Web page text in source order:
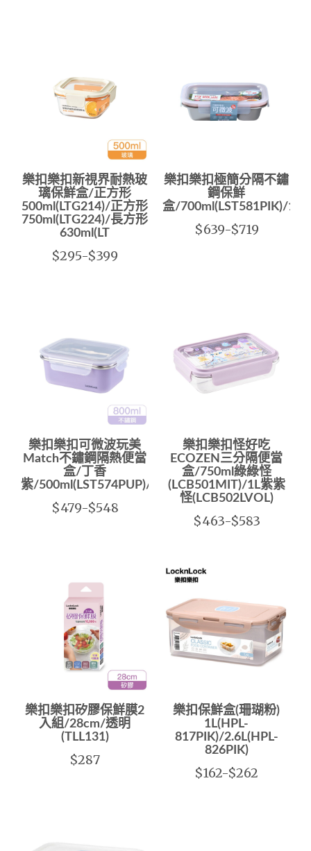
樂扣樂扣新視界耐熱玻
璃保鮮盒/正方形
500ml(LTG214)/正方形
750ml(LTG224)/長方形
630ml(LT
$295-$399
樂扣樂扣極簡分隔不鏽
鋼保鮮
盒/700ml(LST581PIK)/
$639-$719
樂扣樂扣可微波玩美
Match不鏽鋼隔熱便當
盒/丁香
紫/500ml(LST574PUP)/800ml(LST575PUP)
$479-$548
樂扣樂扣怪好吃
ECOZEN三分隔便當
盒/750ml綠綠怪
(LCB501MIT)/1L紫紫
怪(LCB502LVOL)
$463-$583
樂扣樂扣矽膠保鮮膜2
入組/28cm/透明
(TLL131)
$287
樂扣保鮮盒(珊瑚粉)
1L(HPL-
817PIK)/2.6L(HPL-
826PIK)
$162-$262